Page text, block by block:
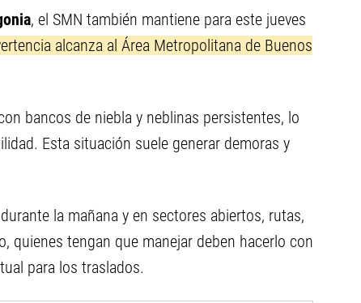
, el SMN también mantiene para este jueves
alcanza al Área Metropolitana de Buenos
bancos de niebla y neblinas persistentes, lo
Esta situación suele generar demoras y
la mañana y en sectores abiertos, rutas,
quienes tengan que manejar deben hacerlo con
para los traslados.